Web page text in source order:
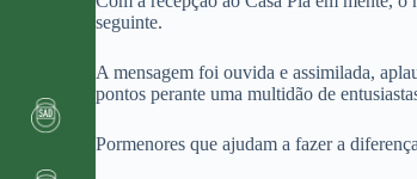
seguinte.
A mensagem foi ouvida e assimilada,
pontos perante uma multidão de
Pormenores que ajudam a fazer a